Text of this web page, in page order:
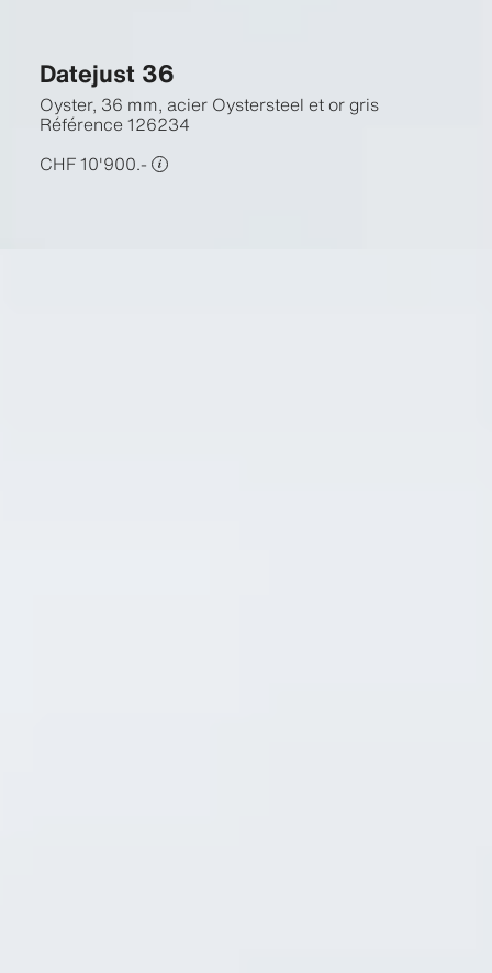
Datejust 36
Oyster, 36 mm, acier Oystersteel et or gris
Référence126234
CHF 10'900.-